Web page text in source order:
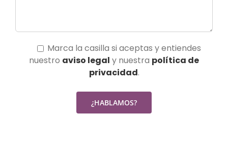
Marca la casilla si aceptas y entiendes
nuestro aviso legal y nuestra política de
privacidad.